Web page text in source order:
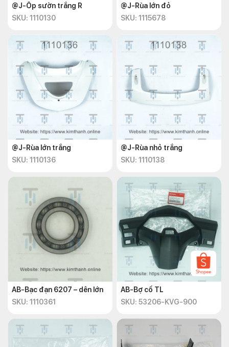
@J-Ốp sườn trắng R
SKU: 1110130
@J-Rùa lớn đỏ
SKU: 1115678
@J-Rùa lớn trắng
SKU: 1110136
@J-Rùa nhỏ trắng
SKU: 1110138
AB-Bạc đạn 6207 – dên lớn
SKU: 1110361
AB-Bợ cổ TL
SKU: 53206-KVG-900